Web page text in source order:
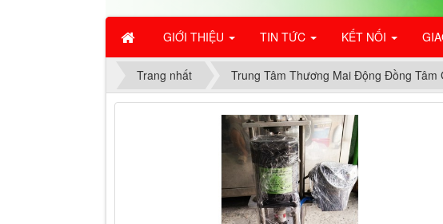
GIỚI THIỆU TIN TỨC KẾT NỐI
Trang nhất Trung Tâm Thương Mai Động Đồng Tâm